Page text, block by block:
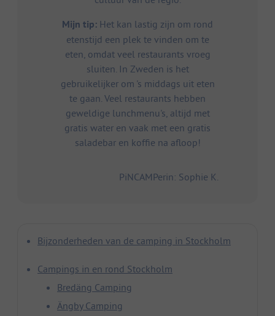
Mijn tip: Het kan lastig zijn om rond
etenstijd een plek te vinden om te
eten, omdat veel restaurants vroeg
sluiten. In Zweden is het
gebruikelijker om 's middags uit eten
te gaan. Veel restaurants hebben
geweldige lunchmenu's, altijd met
gratis water en vaak met een gratis
saladebar en koffie na afloop!
PiNCAMPerin: Sophie K.
Bijzonderheden van de camping in Stockholm
Campings in en rond Stockholm
Bredäng Camping
Ängby Camping